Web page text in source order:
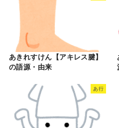
あきれすけん【アキレス腱】
の語源・由来
あ行